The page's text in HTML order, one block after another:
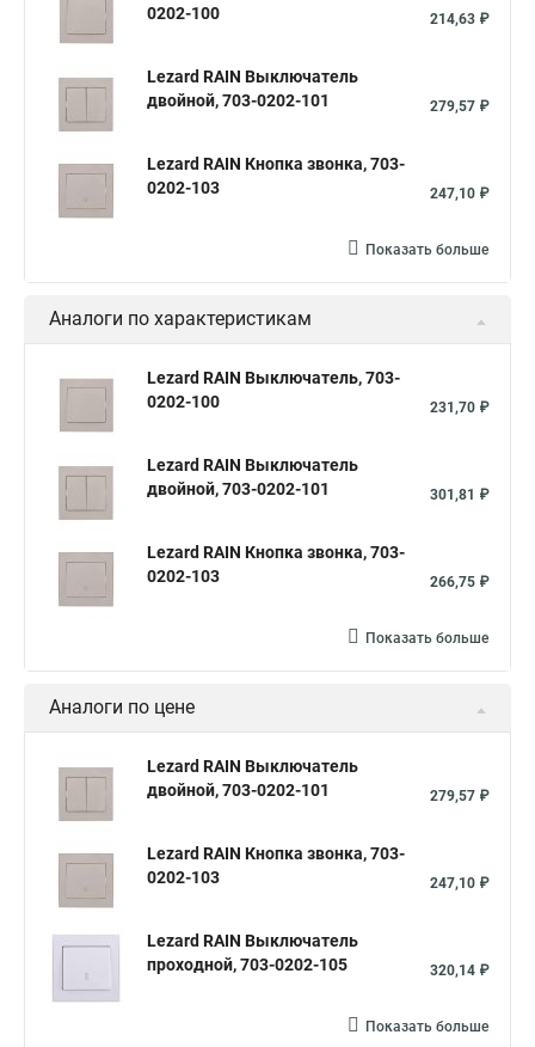
0202-100
214,63 ₽
Lezard RAIN Выключатель
двойной, 703-0202-101
279,57 ₽
Lezard RAIN Кнопка звонка, 703-
0202-103
247,10 ₽
Показать больше
Аналоги по характеристикам
Lezard RAIN Выключатель, 703-
0202-100
231,70 ₽
Lezard RAIN Выключатель
двойной, 703-0202-101
301,81 ₽
Lezard RAIN Кнопка звонка, 703-
0202-103
266,75 ₽
Показать больше
Аналоги по цене
Lezard RAIN Выключатель
двойной, 703-0202-101
279,57 ₽
Lezard RAIN Кнопка звонка, 703-
0202-103
247,10 ₽
Lezard RAIN Выключатель
проходной, 703-0202-105
320,14 ₽
Показать больше